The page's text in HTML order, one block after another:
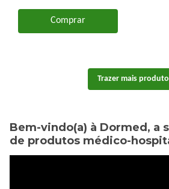
Comprar
Bem-vindo(a) à Dormed, a
de produtos médico-